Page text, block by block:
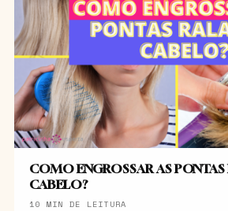
COMO ENGROSSAR AS
CABELO?
10 MIN DE LEITURA